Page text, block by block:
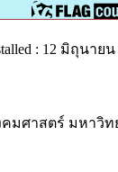
: 12 มิถุนายน
มศาสตร์ มหาวิท